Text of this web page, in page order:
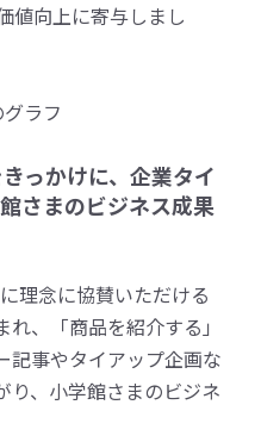
値向上に寄与しまし
っかけに、企業タイ
さまのビジネス成果
理念に協賛いただける
、「商品を紹介する」
記事やタイアップ企画な
り、小学館さまのビジネ